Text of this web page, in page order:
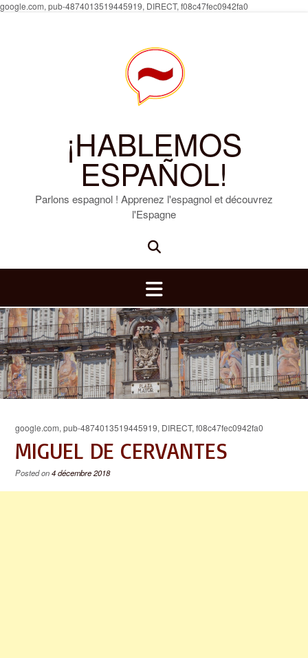
google.com, pub-4874013519445919, DIRECT, f08c47fec0942fa0
¡HABLEMOS
ESPAÑOL!
Parlons espagnol ! Apprenez l'espagnol et découvrez
l'Espagne
google.com, pub-4874013519445919, DIRECT, f08c47fec0942fa0
MIGUEL DE CERVANTES
Posted on4 décembre 2018